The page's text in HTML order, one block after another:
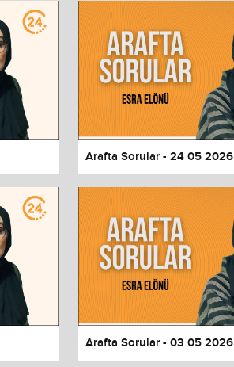
Arafta Sorular - 24 05 2026
Arafta Sorular - 03 05 2026